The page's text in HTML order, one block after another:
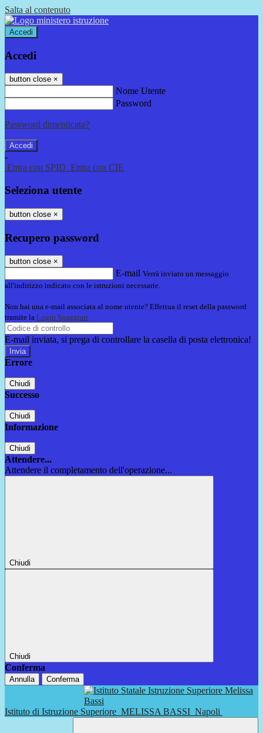
Salta al contenuto
Accedi
Accedi
button close ×
Nome Utente
Password
Password dimenticata?
-
Entra con SPID Entra con CIE
Seleziona utente
button close ×
Recupero password
button close ×
E-mail Verrà inviato un messaggio
all'indirizzo indicato con le istruzioni necessarie.
Non hai una e-mail associata al nome utente? Effettua il reset della password
tramite la Login Spaggiari
E-mail inviata, si prega di controllare la casella di posta elettronica!
Errore
Chiudi
Successo
Chiudi
Informazione
Chiudi
Attendere...
Attendere il completamento dell'operazione...
Chiudi
Chiudi
Conferma
Annulla Conferma
Istituto di Istruzione Superiore MELISSA BASSI Napoli